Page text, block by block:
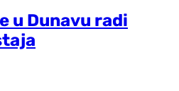
u Dunavu radi